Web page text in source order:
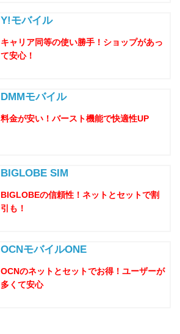
Y!モバイル
キャリア同等の使い勝手！ショップがあっ
て安心！
DMMモバイル
料金が安い！バースト機能で快適性UP
BIGLOBE SIM
BIGLOBEの信頼性！ネットとセットで割
引も！
OCNモバイルONE
OCNのネットとセットでお得！ユーザーが
多くて安心